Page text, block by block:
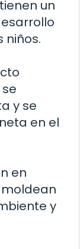
un
niños.
y se
en el
en
y